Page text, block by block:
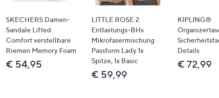
links
bzw.
rechts,
um
diese
SKECHERS Damen-
Sandale Lifted
Comfort verstellbare
Riemen Memory Foam
€ 54,95
LITTLE ROSE 2
Entlastungs-BHs
Mikrofasermischung
Passform Lady 1x
Spitze, 1x Basic
€ 59,99
KIPLING®
Details
€ 72,99